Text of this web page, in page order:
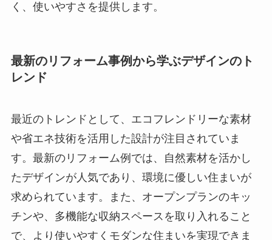
く、使いやすさを提供します。
最新のリフォーム事例から学ぶデザインのト
レンド
最近のトレンドとして、エコフレンドリーな素材
や省エネ技術を活用した設計が注目されていま
す。最新のリフォーム例では、自然素材を活かし
たデザインが人気であり、環境に優しい住まいが
求められています。また、オープンプランのキッ
チンや、多機能な収納スペースを取り入れること
で、より使いやすくモダンな住まいを実現できま